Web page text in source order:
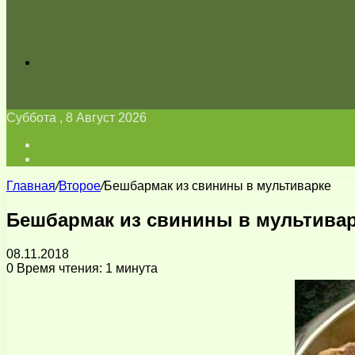
Суббота , 8 Август 2026
Главная/Второе/Бешбармак из свинины в мультиварке
Бешбармак из свинины в
08.11.2018
0 Время чтения: 1 минута